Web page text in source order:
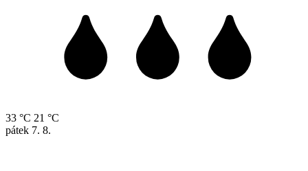
33 °C 21 °C
pátek 7. 8.